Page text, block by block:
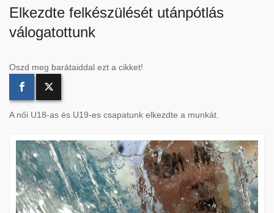
Elkezdte felkészülését utánpótlás
válogatottunk
Oszd meg barátaiddal ezt a cikket!
A női U18-as és U19-es csapatunk elkezdte a munkát.